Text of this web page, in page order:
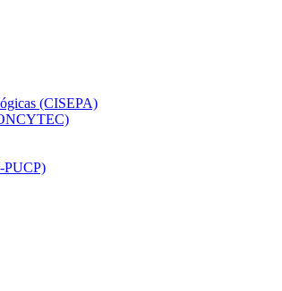
(CISEPA)
PUCP)